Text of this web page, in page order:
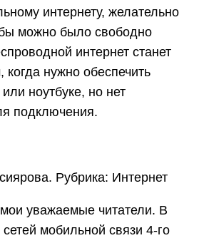
интернету, желательно
можно было свободно
интернет станет
нужно обеспечить
ноутбуке, но нет
подключения.
Рубрика: Интернет
уважаемые читатели. В
мобильной связи 4-го